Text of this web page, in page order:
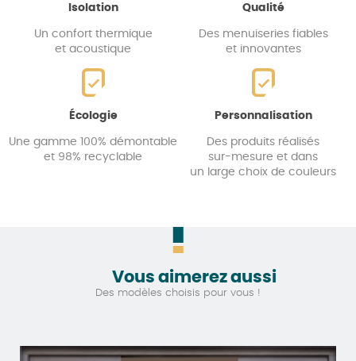
Isolation
Un confort thermique
et acoustique
Qualité
Des menuiseries fiables
et innovantes
Écologie
Une gamme 100% démontable
et 98% recyclable
Personnalisation
Des produits réalisés
sur-mesure et dans
un large choix de couleurs
Vous aimerez aussi
Des modèles choisis pour vous !